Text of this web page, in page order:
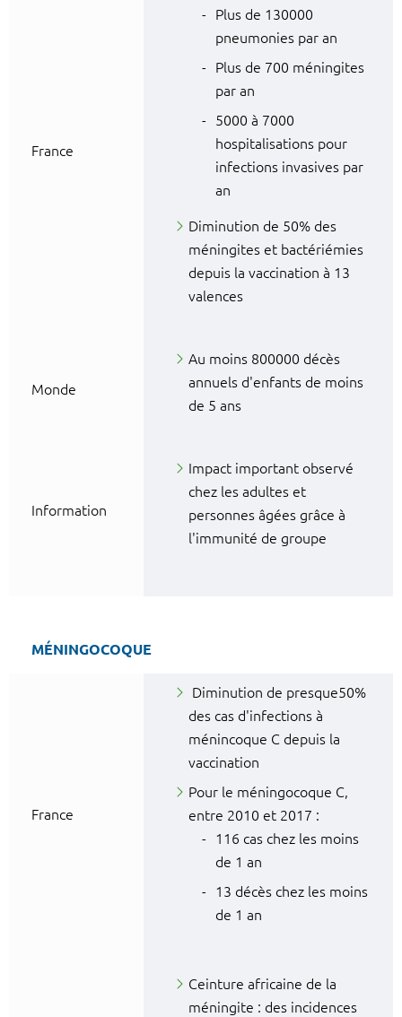
France
Plus de 130000
pneumonies par an
Plus de 700 méningites
par an
5000 à 7000
hospitalisations pour
infections invasives par
an
Diminution de 50% des
méningites et bactériémies
depuis la vaccination à 13
valences
Monde
Au moins 800000 décès
annuels d'enfants de moins
de 5 ans
Information
Impact important observé
chez les adultes et
personnes âgées grâce à
l'immunité de groupe
MÉNINGOCOQUE
France
Diminution de presque50%
des cas d'infections à
ménincoque C depuis la
vaccination
Pour le méningocoque C,
entre 2010 et 2017 :
116 cas chez les moins
de 1 an
13 décès chez les moins
de 1 an
Ceinture africaine de la
méningite : des incidences